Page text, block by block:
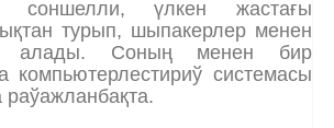
соншелли, үлкен жастағы
турып, шыпакерлер менен
алады. Соның менен бир
компьютерлестириў системасы